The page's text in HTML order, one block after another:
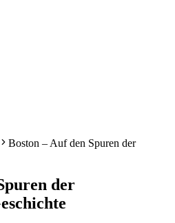
Boston – Auf den Spuren der
der